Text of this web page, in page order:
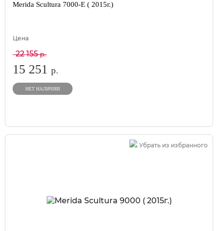
Merida Scultura 7000-E ( 2015г.)
Цена
22 155р.
15 251 р.
НЕТ НАЛИЧИИ
Убрать из избранного